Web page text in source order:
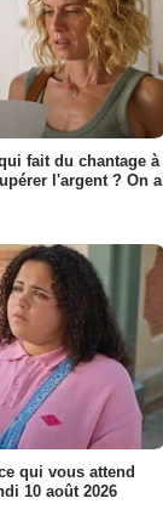
fait du chantage à
l'argent ? On a
qui vous attend
10 août 2026